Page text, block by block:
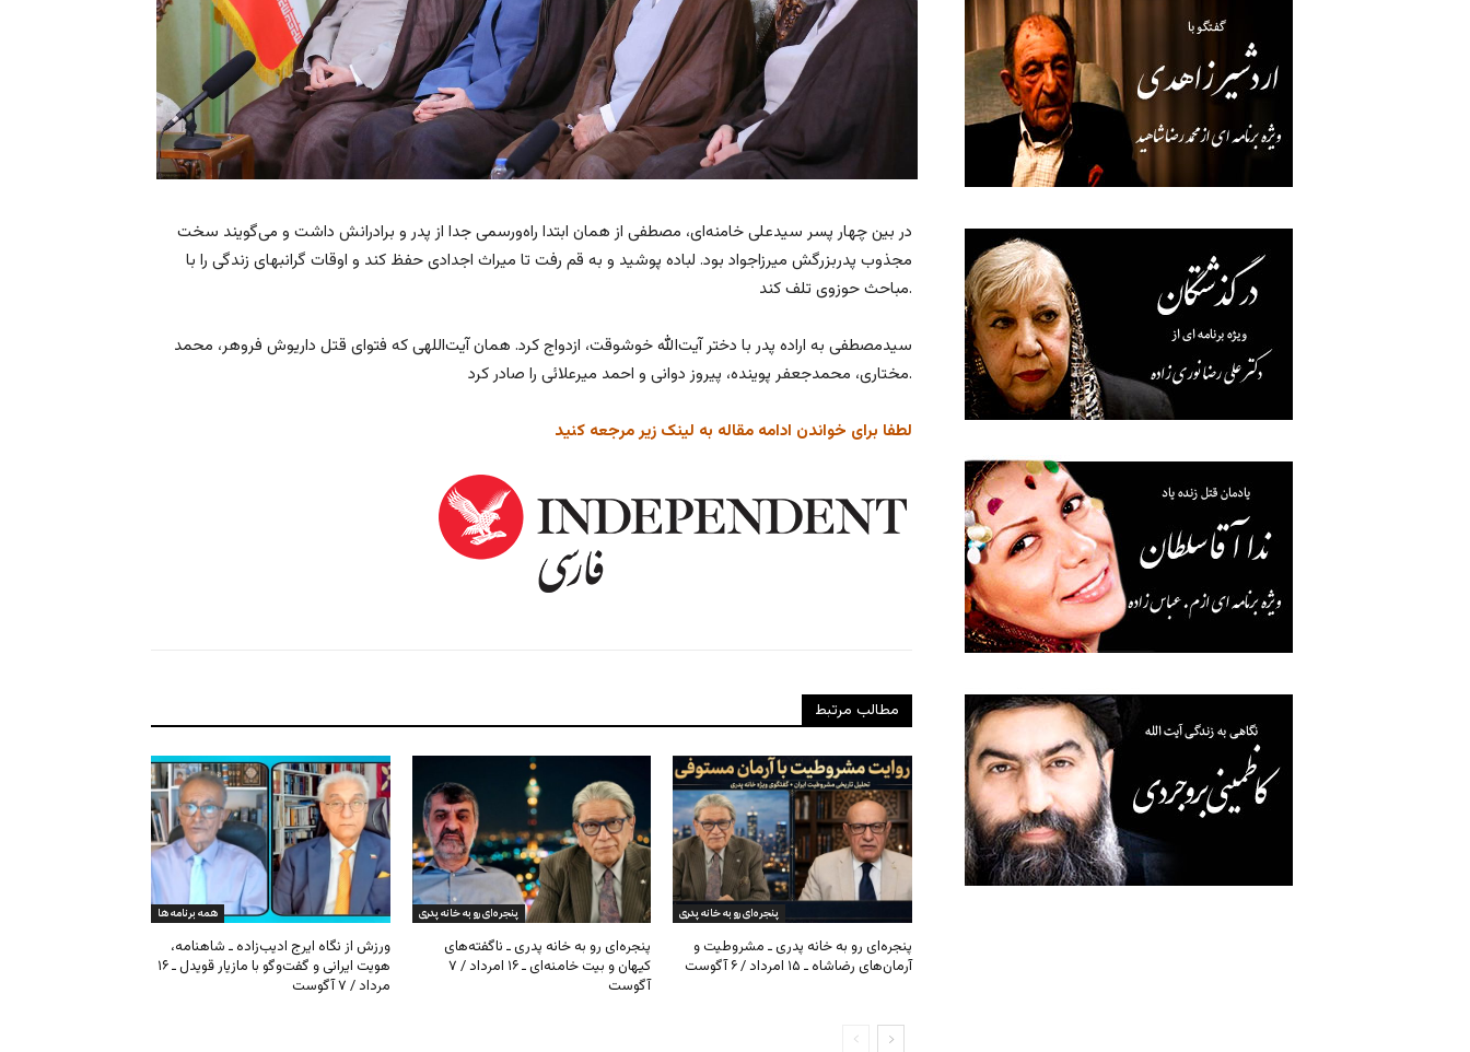
در بین چهار پسر سیدعلی خامنه‌ای، مصطفی از همان ابتدا راه‌ورسمی جدا از پدر و برادرانش داشت و می‌گویند سخت
مجذوب پدربزرگش میرزاجواد بود. لباده پوشید و به قم رفت تا میراث اجدادی حفظ کند و اوقات گرانبهای زندگی را با
مباحث حوزوی تلف کند.
سیدمصطفی به اراده پدر با دختر آیت‌الله خوشوقت، ازدواج کرد. همان آیت‌اللهی که فتوای قتل داریوش فروهر، محمد
مختاری، محمدجعفر پوینده، پیروز دوانی و احمد میرعلائی را صادر کرد.
لطفا برای خواندن ادامه مقاله به لینک زیر مرجعه کنید
مطالب مرتبط
همه برنامه ها
ورزش از نگاه ایرج ادیب‌زاده ـ شاهنامه،
هویت ایرانی و گفت‌وگو با مازیار قویدل ـ ۱۶
مرداد / ۷ آگوست
پنجره‌ای رو به خانه پدری
پنجره‌ای رو به خانه پدری ـ ناگفته‌های
کیهان و بیت خامنه‌ای ـ ۱۶ امرداد / ۷
آگوست
پنجره‌ای رو به خانه پدری
پنجره‌ای رو به خانه پدری ـ مشروطیت و
آرمان‌های رضاشاه ـ ۱۵ امرداد / ۶ آگوست